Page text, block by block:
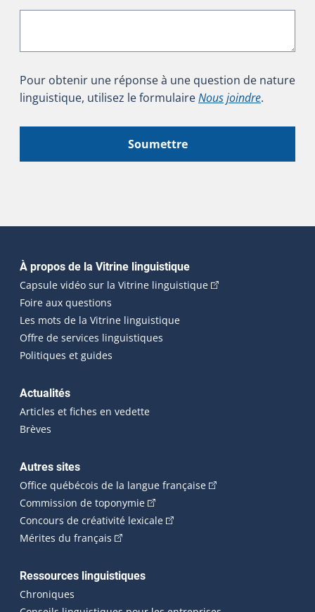
Pour obtenir une réponse à une question de nature
linguistique, utilisez le formulaireNous joindre.
Soumettre
Navigation principale
À propos de la Vitrine linguistique
Capsule vidéo sur la Vitrine linguistique(Cet hyperlien
Foire aux questions
Les mots de la Vitrine linguistique
Offre de services linguistiques
Politiques et guides
Actualités
Articles et fiches en vedette
Brèves
Autres sites
Office québécois de la langue française(Cet hyperlien
Commission de toponymie(Cet hyperlien externe s'ouvrira
Concours de créativité lexicale(Cet hyperlien externe
Mérites du français (Cet hyperlien externe s'ouvrira dans une
Ressources linguistiques
Chroniques